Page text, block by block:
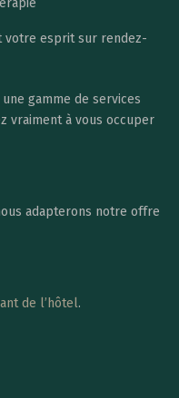
votre esprit sur rendez-
gamme de services
vraiment à vous occuper
adapterons notre offre
de l’hôtel.